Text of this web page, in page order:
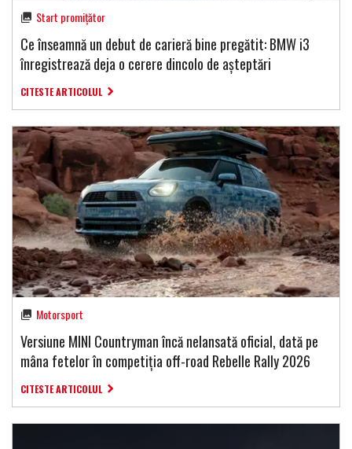
Start promițător
Ce înseamnă un debut de carieră bine pregătit: BMW i3
înregistrează deja o cerere dincolo de așteptări
CITESTE ARTICOLUL
Motorsport
Versiune MINI Countryman încă nelansată oficial, dată pe
mâna fetelor în competiția off-road Rebelle Rally 2026
CITESTE ARTICOLUL